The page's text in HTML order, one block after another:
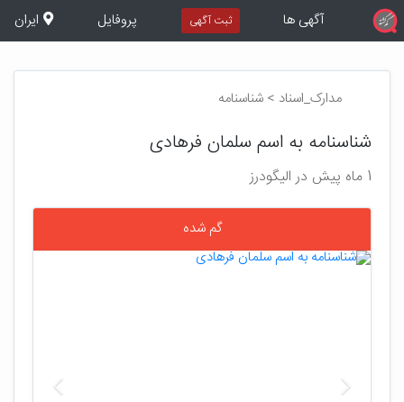
آگهی ها ثبت آگهی پروفایل ایران
مدارک_اسناد > شناسنامه
شناسنامه به اسم سلمان فرهادی
1 ماه پیش در الیگودرز
گم شده
بعدی